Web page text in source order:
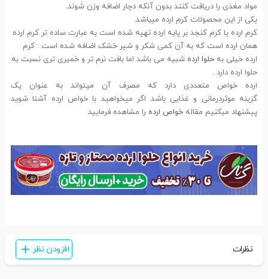
مواد مغذی را دریافت کنند بدون آنکه دچار اضافه وزن شوند.
یکی از این محصولات کرم ارده میباشد.
کرم ارده یا کرم کنجد بر پایه ارده تهیه شده است به عبارت ساده تر کرم ارده
همان ارده است که به آن کمی شکر و شیر خشک اضافه شده است . کرم
ارده خیلی به حلوا ارده شبیه می باشد اما بافت نرم تر و خمیری تری نسبت به
حلوا ارده دارد .
ارده خواص متعددی دارد که مصرف آن میتواند به عنوان یک
گزینه موثردرمانی و غذایی باشد اگر میخواهید با خواص ارده آشنا شوید
پیشنهاد میکنیم مقاله خواص ارده را مشاهده فرمایید
نظرات افزودن نظر